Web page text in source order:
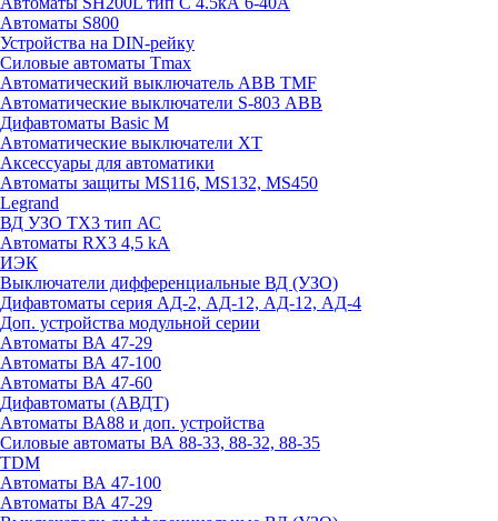
Автоматы S800
Устройства на DIN-рейку
Силовые автоматы Tmax
Автоматический выключатель ABB TMF
Автоматические выключатели S-803 АВВ
Дифавтоматы Basic M
Автоматические выключатели XT
Аксессуары для автоматики
Автоматы защиты MS116, MS132, MS450
Legrand
ВД УЗО TX3 тип АС
Автоматы RX3 4,5 kA
ИЭК
Выключатели дифференциальные ВД (УЗО)
Дифавтоматы серия АД-2, АД-12, АД-12, АД-4
Доп. устройства модульной серии
Автоматы ВА 47-29
Автоматы ВА 47-100
Автоматы ВА 47-60
Дифавтоматы (АВДТ)
Автоматы ВА88 и доп. устройства
Силовые автоматы ВА 88-33, 88-32, 88-35
TDM
Автоматы ВА 47-100
Автоматы ВА 47-29